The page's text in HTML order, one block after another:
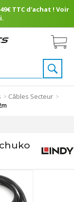
TTC d'achat ! Voir
> Câbles Secteur >